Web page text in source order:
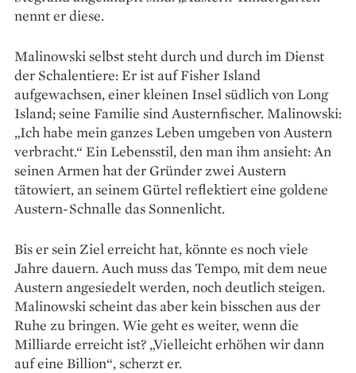
nennt er diese.
Malinowski selbst steht durch und durch im Dienst
der Schalentiere: Er ist auf Fisher Island
aufgewachsen, einer kleinen Insel südlich von Long
Island; seine Familie sind Austernfischer. Malinowski:
„Ich habe mein ganzes Leben umgeben von Austern
verbracht.“ Ein Lebensstil, den man ihm ansieht: An
seinen Armen hat der Gründer zwei Austern
tätowiert, an seinem Gürtel reflektiert eine goldene
Austern-Schnalle das Sonnenlicht.
Bis er sein Ziel erreicht hat, könnte es noch viele
Jahre dauern. Auch muss das Tempo, mit dem neue
Austern angesiedelt werden, noch deutlich steigen.
Malinowski scheint das aber kein bisschen aus der
Ruhe zu bringen. Wie geht es weiter, wenn die
Milliarde erreicht ist? „Vielleicht erhöhen wir dann
auf eine Billion“, scherzt er.